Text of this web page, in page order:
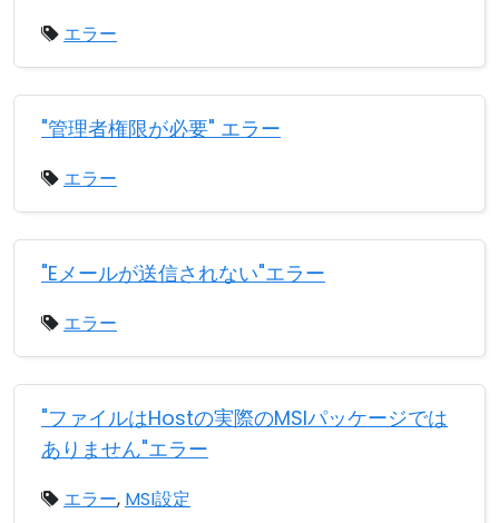
エラー
"管理者権限が必要" エラー
エラー
"Eメールが送信されない"エラー
エラー
"ファイルはHostの実際のMSIパッケージでは
ありません"エラー
エラー, MSI設定